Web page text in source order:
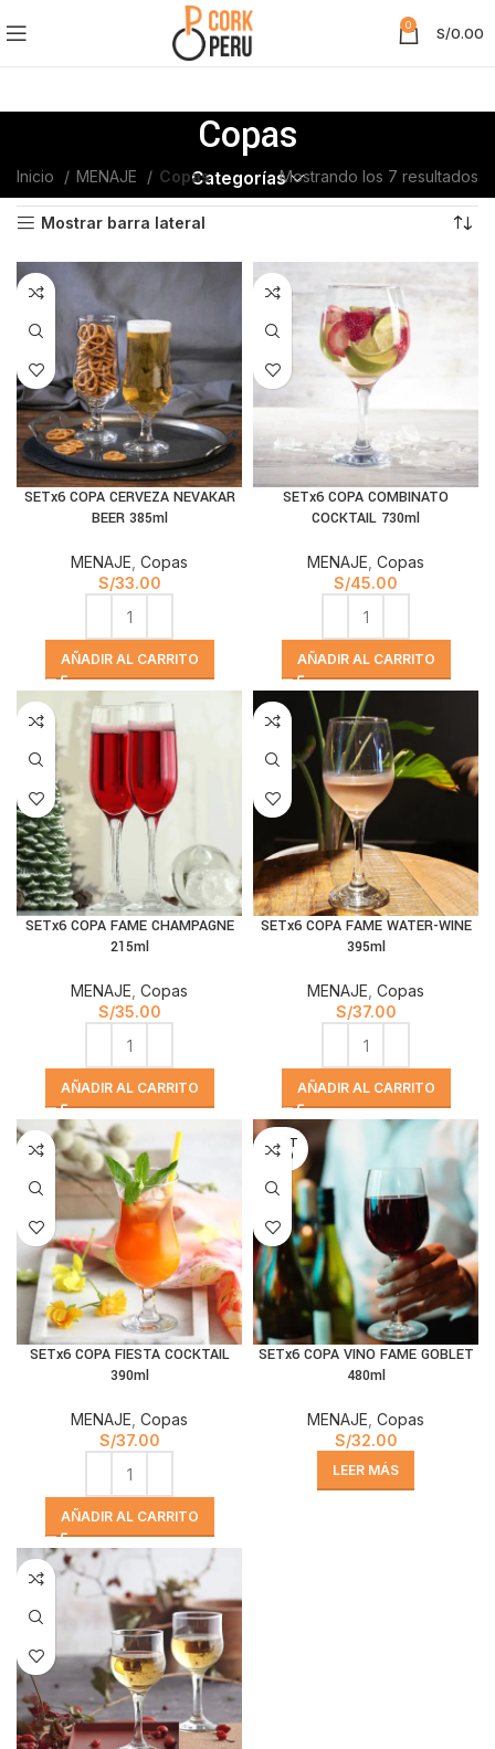
0 S/0.00
Copas
Categorías
Inicio MENAJE Copas Mostrando los 7 resultados
Mostrar barra lateral
SETx6 COPA CERVEZA NEVAKAR
BEER 385ml
MENAJE Copas
S/33.00
AÑADIR AL CARRITO
SETx6 COPA COMBINATO
COCKTAIL 730ml
MENAJE Copas
S/45.00
AÑADIR AL CARRITO
SETx6 COPA FAME CHAMPAGNE
215ml
MENAJE Copas
S/35.00
AÑADIR AL CARRITO
SETx6 COPA FAME WATER-WINE
395ml
MENAJE Copas
S/37.00
AÑADIR AL CARRITO
SETx6 COPA FIESTA COCKTAIL
390ml
MENAJE Copas
S/37.00
AÑADIR AL CARRITO
AGOT
ADO
SETx6 COPA VINO FAME GOBLET
480ml
MENAJE Copas
S/32.00
LEER MÁS